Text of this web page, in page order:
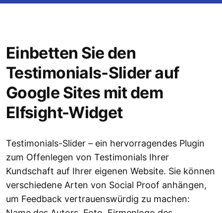
Einbetten Sie den
Testimonials-Slider auf
Google Sites mit dem
Elfsight-Widget
Testimonials-Slider – ein hervorragendes Plugin
zum Offenlegen von Testimonials Ihrer
Kundschaft auf Ihrer eigenen Website. Sie können
verschiedene Arten von Social Proof anhängen,
um Feedback vertrauenswürdig zu machen: